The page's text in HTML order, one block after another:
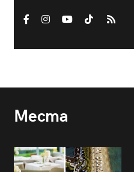
Места